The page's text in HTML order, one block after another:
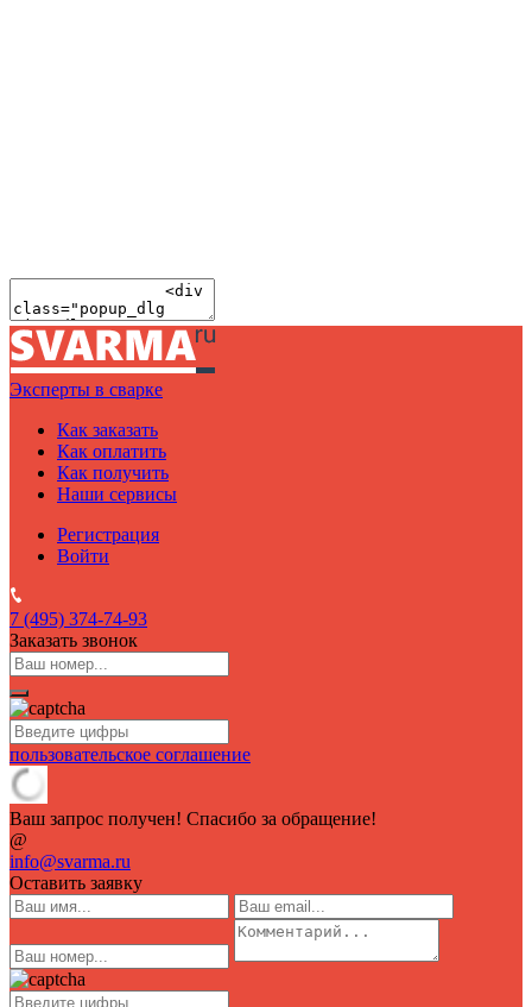
Эксперты в сварке
Как заказать
Как оплатить
Как получить
Наши сервисы
Регистрация
Войти
7 (495) 374-74-93
Заказать звонок
пользовательское соглашение
Ваш запрос получен! Спасибо за обращение!
@
info@svarma.ru
Оставить заявку